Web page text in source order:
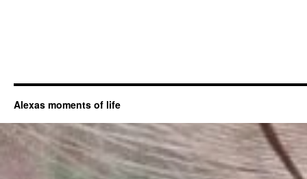
Alexas moments of life